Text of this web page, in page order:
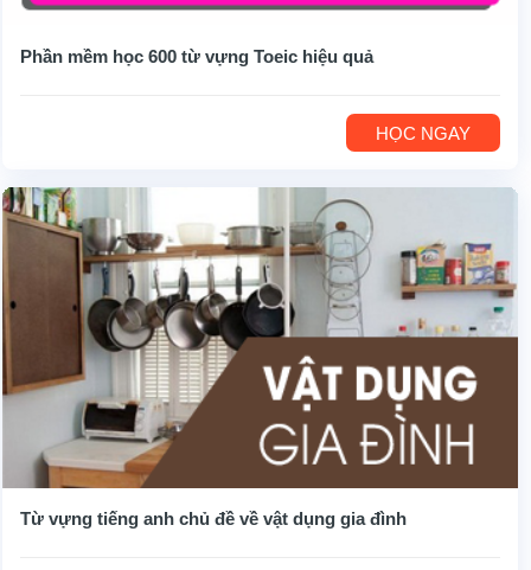
Phần mềm học 600 từ vựng Toeic hiệu quả
HỌC NGAY
Từ vựng tiếng anh chủ đề về vật dụng gia đình